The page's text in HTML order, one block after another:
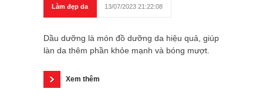
Làm đẹp da 13/07/2023 21:22:08
Dầu dưỡng là món đồ dưỡng da hiệu quả, giúp
làn da thêm phần khỏe mạnh và bóng mượt.
Xem thêm